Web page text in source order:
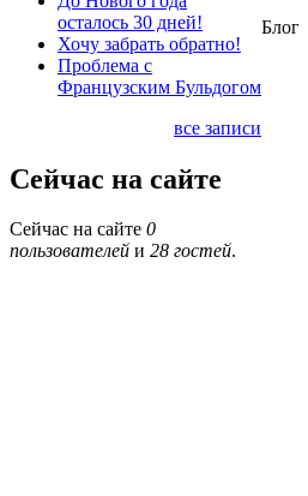
осталось 30 дней!
Хочу забрать обратно!
Проблема с
Французским Бульдогом
все записи
Сейчас на сайте
Сейчас на сайте 0
пользователей и 28 гостей.
Блог